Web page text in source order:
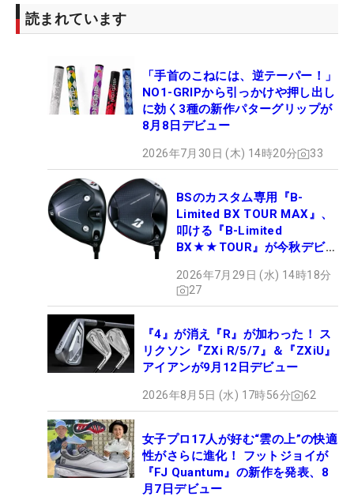
読まれています
「手首のこねには、逆テーパー！」
NO1-GRIPから引っかけや押し出し
に効く3種の新作パターグリップが
8月8日デビュー
2026年7月30日 (木) 14時20分 33
BSのカスタム専用『B-
Limited BX TOUR MAX』、
叩ける『B-Limited
BX★★TOUR』が今秋デビュ
2026年7月29日 (水) 14時18分
27
『4』が消え『R』が加わった！ ス
リクソン『ZXi R/5/7』＆『ZXiU』
アイアンが9月12日デビュー
2026年8月5日 (水) 17時56分 62
女子プロ17人が好む“雲の上”の快適
性がさらに進化！ フットジョイが
『FJ Quantum』の新作を発表、8
月7日デビュー